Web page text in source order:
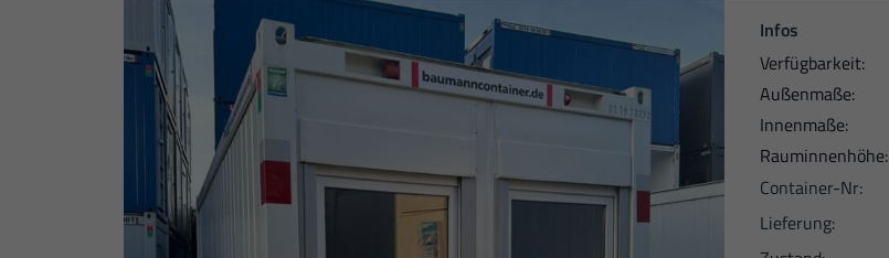
Infos
Verfügbarkeit:
Außen­maße:
Innen­maße:
Raum­innen­höhe:
Container-Nr:
Lieferung: